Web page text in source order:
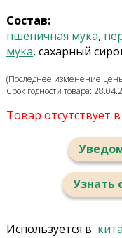
Состав:
пшеничная мука,
мука, сахарный
(Последнее изменение
Срок годности товара:
Товар отсутствует
Узнать
Используется в